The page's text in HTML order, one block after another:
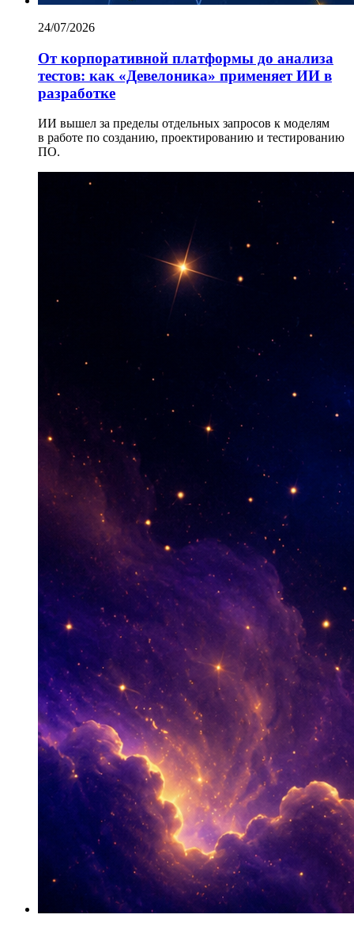
24/07/2026
От корпоративной платформы до анализа
тестов: как «Девелоника» применяет ИИ в
разработке
ИИ вышел за пределы отдельных запросов к моделям
в работе по созданию, проектированию и тестированию
ПО.